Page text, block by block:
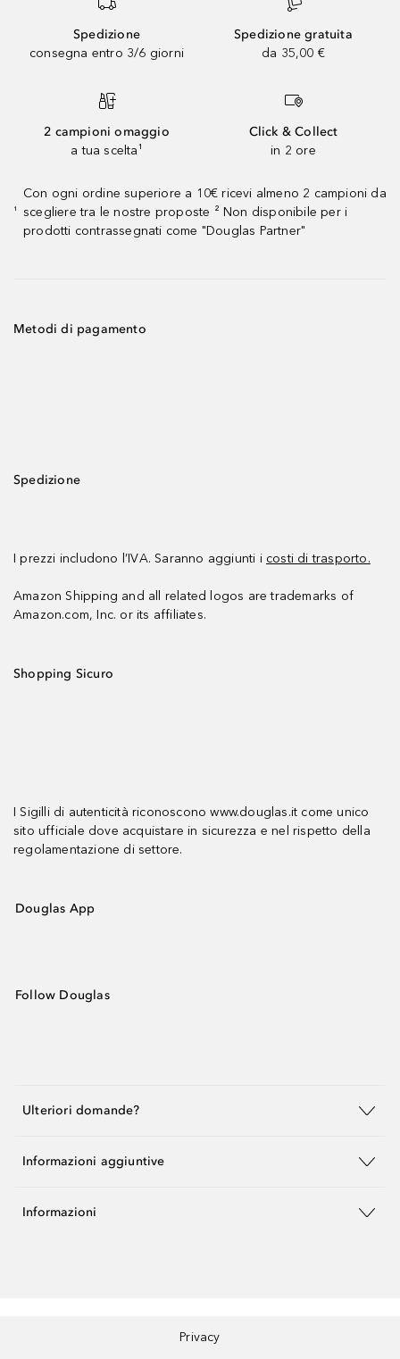
Spedizione
consegna entro 3/6 giorni
Spedizione gratuita
da 35,00 €
2 campioni omaggio
a tua scelta¹
Click & Collect
in 2 ore
¹
Con ogni ordine superiore a 10€ ricevi almeno 2 campioni da
scegliere tra le nostre proposte ² Non disponibile per i
prodotti contrassegnati come "Douglas Partner"
Metodi di pagamento
Spedizione
I prezzi includono l’IVA. Saranno aggiunti i costi di trasporto.
Amazon Shipping and all related logos are trademarks of
Amazon.com, Inc. or its affiliates.
Shopping Sicuro
I Sigilli di autenticità riconoscono www.douglas.it come unico
sito ufficiale dove acquistare in sicurezza e nel rispetto della
regolamentazione di settore.
Douglas App
Follow Douglas
Ulteriori domande?
Informazioni aggiuntive
Informazioni
Privacy